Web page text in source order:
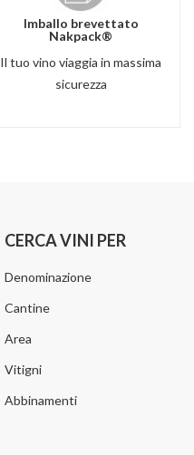
Imballo brevettato
Nakpack®
Il tuo vino viaggia in massima
sicurezza
CERCA VINI PER
Denominazione
Cantine
Area
Vitigni
Abbinamenti